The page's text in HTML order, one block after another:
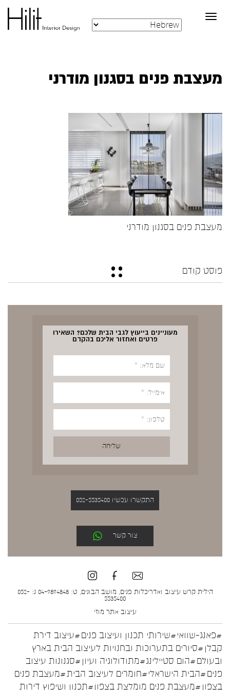
Toggle
navigation
מעצבת פנים בסגנון מודרני
מעצבת פנים בסגנון מודרני
פוסט קודם
מעוניינים בייעוץ לגבי הבית שלכם? השאירו
פרטים ואחזור אליכם בהקדם
התקשרו עכשיו 052-5535400
צור קשר
הילית קרש עיצוב ואדריכלות פנים, מושב הבונים, ט: 04-9894848 נ: 052-
5535400
עיצוב אתר מוזי
#פאנג-שוואי#שירותי תכנון ועיצוב פנים#עיצוב דירת
קבלן #סיורים בתערוכות ובחנויות לעיצוב הבית בארץ
ובעולם#הום סטיילינג#מתודולוגיה ועיון #סגנונות עיצוב
פנים#הבית הישראלי#חומרים לעיצוב הבית#מעצבת פנים
בצפון #מעצבת פנים מומלצת בצפון#תכנון ושיפוץ דירות